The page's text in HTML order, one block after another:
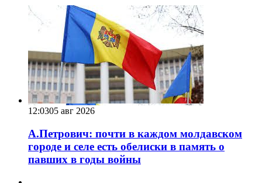
12:0305 авг 2026
А.Петрович: почти в каждом молдавском
городе и селе есть обелиски в память о
павших в годы войны